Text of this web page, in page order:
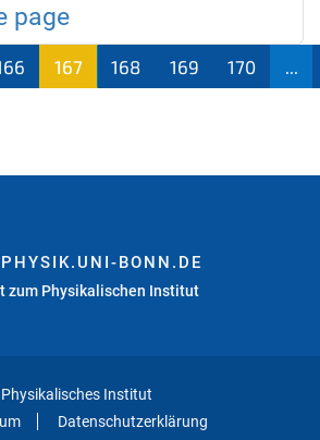
page
167
168 169 170
BONN.DE
zum Physikalischen Institut
Physikalisches Institut
Datenschutzerklärung